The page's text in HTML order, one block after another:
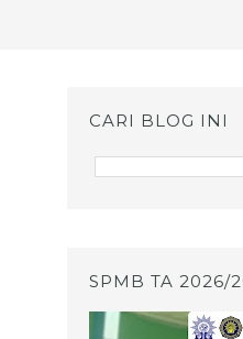
CARI BLOG INI
SPMB TA 2026/